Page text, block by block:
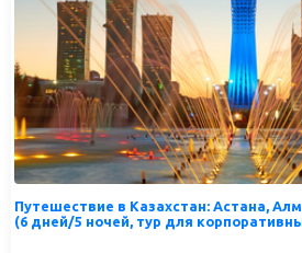
Путешествие в Казахстан: Астана,
(6 дней/5 ночей, тур для